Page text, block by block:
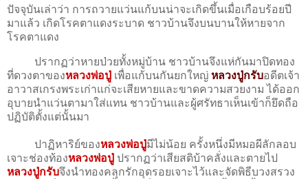
ปัจจุบันเล่าว่า การถวายแว่นแก้บนน่าจะเกิดขึ้นเมื่อเกือบร้อยปี
มาแล้ว เกิดโรคตาแดงระบาด ชาวบ้านจึงบนบานให้หายจาก
โรคตาแดง
ปรากฏว่าหายป่วยทั้งหมู่บ้าน ชาวบ้านจึงแห่กันมาปิดทอง
ที่ดวงตาของหลวงพ่อปู่ เพื่อแก้บนกันยกใหญ่ หลวงปู่กรับอดีตเจ้า
อาวาสเกรงพระเก่าแก่จะเสียหายและขาดความสวยงาม ได้ออก
อุบายนำแว่นตามาใส่แทน ชาวบ้านและผู้ศรัทธาเห็นเข้าก็ยึดถือ
ปฏิบัติตั้งแต่นั้นมา
ปาฏิหาริย์ของหลวงพ่อปู่มีไม่น้อย ครั้งหนึ่งมีหมอผีลักลอบ
เจาะช่องท้องหลวงพ่อปู่ ปรากฏว่าเสียสติบ้าคลั่งและตายไป
หลวงปู่กรับจึงนำทองคลุกรักอุดรอยเจาะไว้และจัดพิธีบวงสรวง